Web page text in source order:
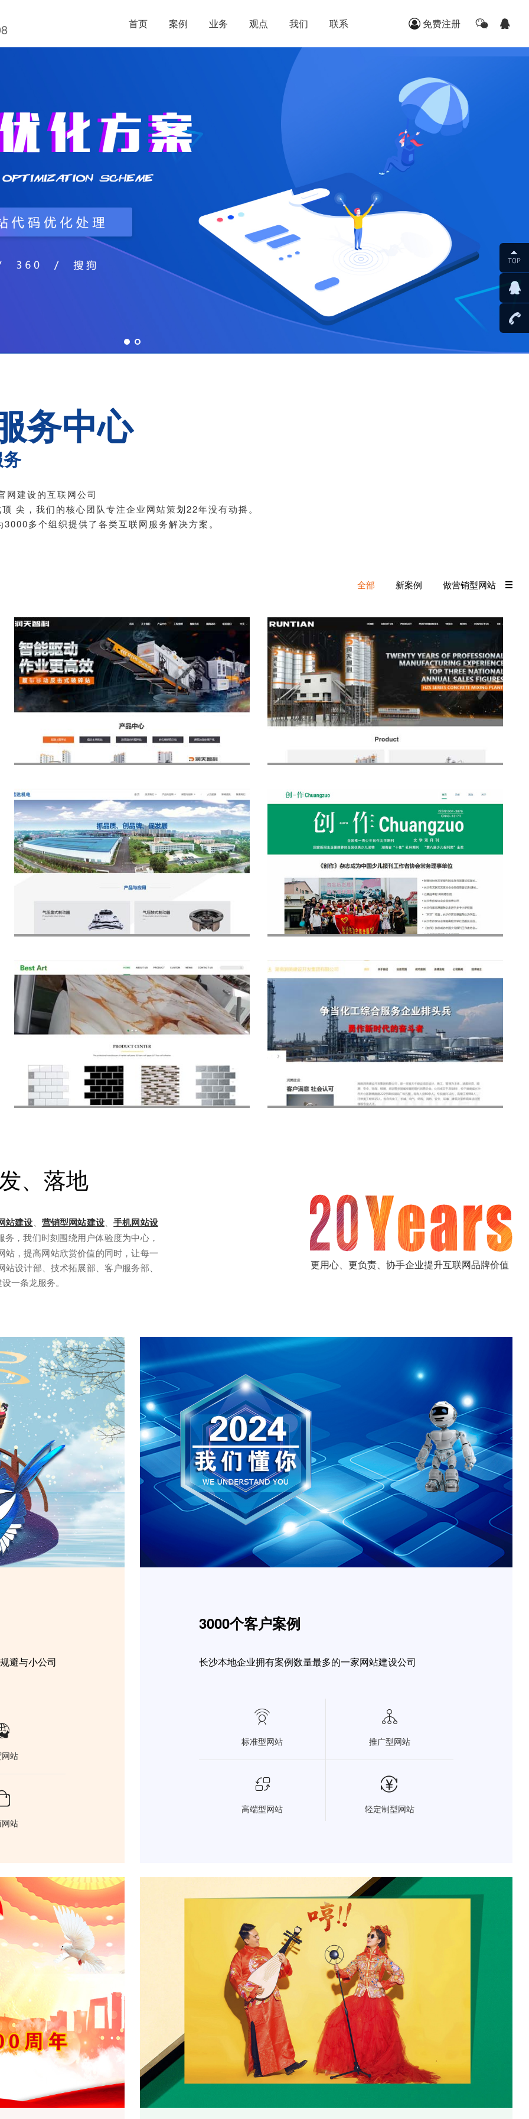
免费注册
首页 案例 业务 观点 我们 联系
务中心
网建设的互联网公司
尖，我们的核心团队专注企业网站策划22年没有动摇。
多个组织提供了各类互联网服务解决方案。
全部 新案例 做营销型网站
、落地
站建设 营销型网站建设、手机网站设
务，我们时刻围绕用户体验度为中心，
，提高网站欣赏价值的同时，让每一
设计部、技术拓展部、客户服务部、
一条龙服务。
更用心、更负责、协手企业提升互联网品牌价值
避与小公司
站
站
3000个客户案例
长沙本地企业拥有案例数量最多的一家网站建设公司

标准型网站

推广型网站

高端型网站

轻定制型网站